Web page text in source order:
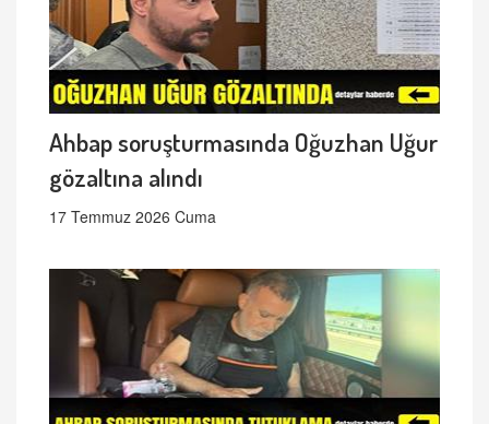
Ahbap soruşturmasında Oğuzhan Uğur
gözaltına alındı
17 Temmuz 2026 Cuma